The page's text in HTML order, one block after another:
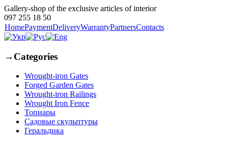
Gallery-shop of the exclusive articles of interior
097 255 18 50
HomePaymentDeliveryWarrantyPartnersContacts
→ Categories
Wrought-iron Gates
Forged Garden Gates
Wrought-iron Railings
Wrought Iron Fence
Топиары
Садовые скульптуры
Геральдика